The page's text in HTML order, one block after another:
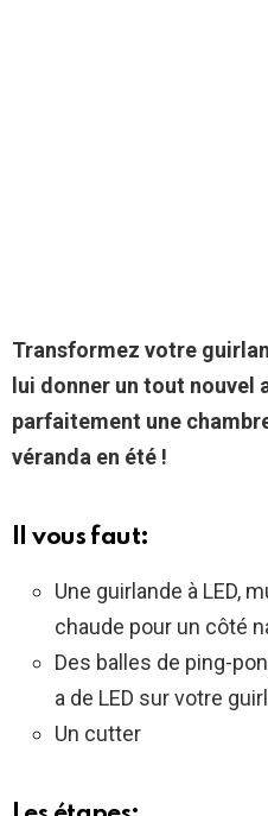
Transformez votre
lui donner un tout nouvel
parfaitement une
véranda en été !
Il vous faut:
Une guirlande à LED,
chaude pour un côté
Des balles de ping-
a de LED sur votre
Un cutter